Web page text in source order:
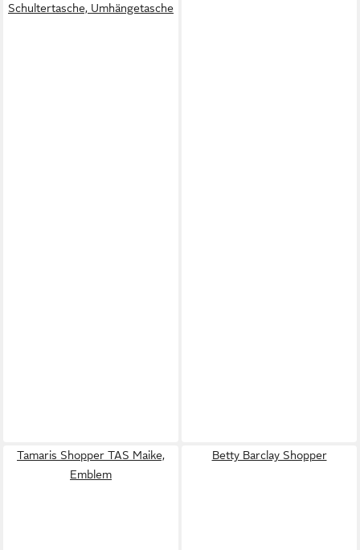
Schultertasche, Umhängetasche
Tamaris Shopper TAS Maike,
Emblem
Betty Barclay Shopper